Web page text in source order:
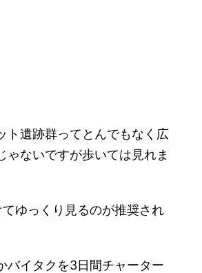
ト遺跡群ってとんでもなく広
ゃないですが歩いては見れま
ゆっくり見るのが推奨され
バイタクを3日間チャーター